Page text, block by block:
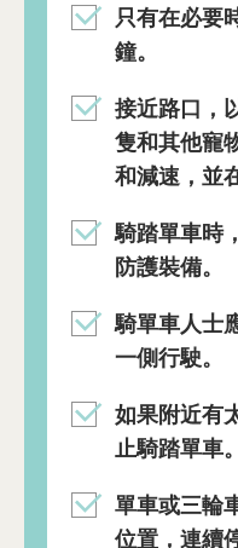
只有在必要
鐘。
接近路口，
隻和其他寵
和減速，並
騎踏單車時
防護裝備。
騎單車人士
一側行駛。
如果附近有
止騎踏單車。
單車或三輪
位置，連續